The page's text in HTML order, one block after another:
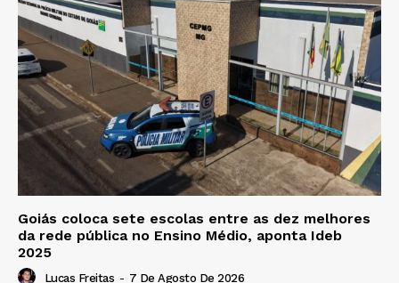
Goiás coloca sete escolas entre as dez melhores
da rede pública no Ensino Médio, aponta Ideb
2025
Lucas Freitas - 7 De Agosto De 2026